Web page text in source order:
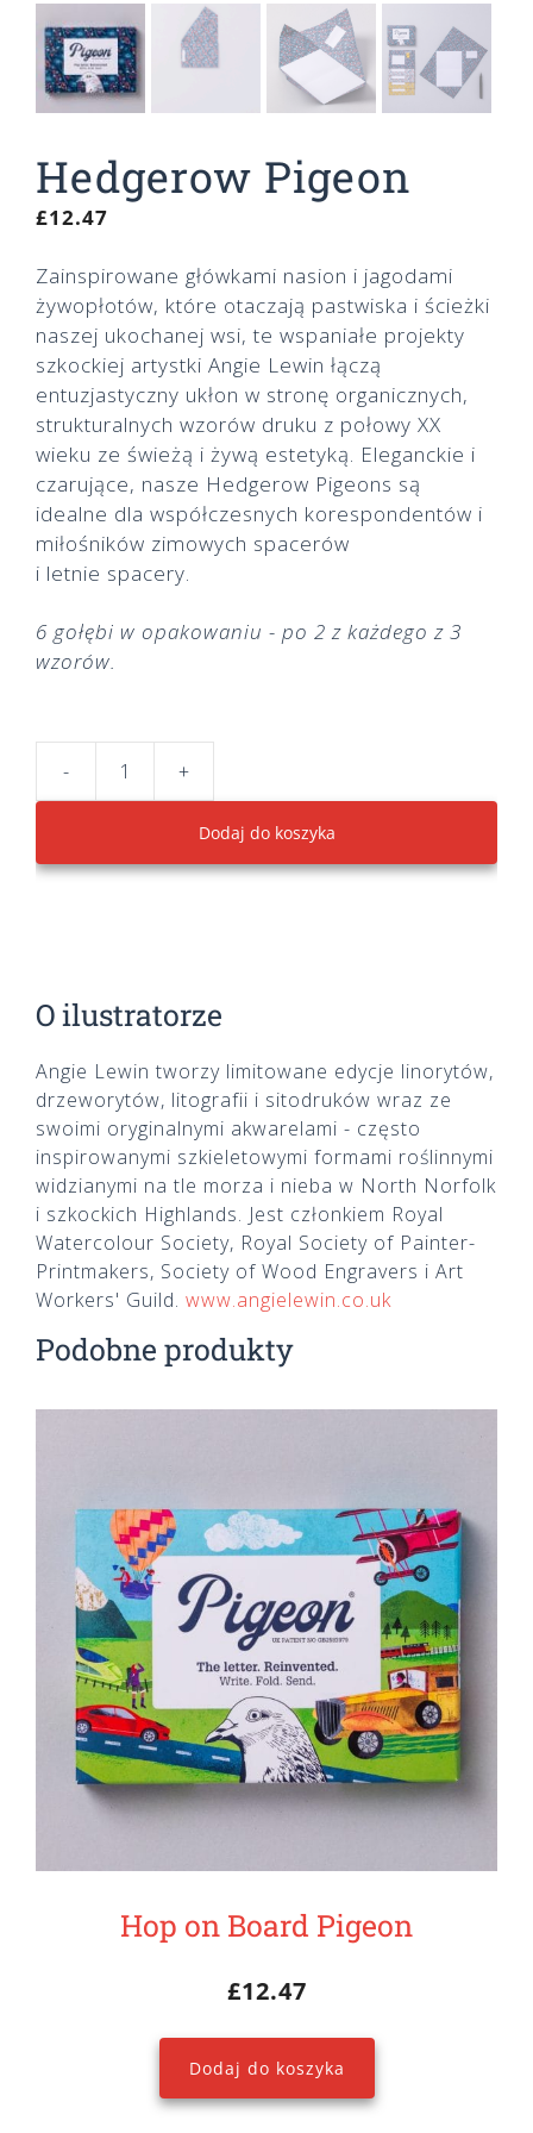
Hedgerow Pigeon
£12.47
Zainspirowane główkami nasion i jagodami
żywopłotów, które otaczają pastwiska i ścieżki
naszej ukochanej wsi, te wspaniałe projekty
szkockiej artystki Angie Lewin łączą
entuzjastyczny ukłon w stronę organicznych,
strukturalnych wzorów druku z połowy XX
wieku ze świeżą i żywą estetyką. Eleganckie i
czarujące, nasze Hedgerow Pigeons są
idealne dla współczesnych korespondentów i
miłośników zimowych spacerów
i letnie spacery.
6 gołębi w opakowaniu - po 2 z każdego z 3
wzorów.
-
Pigeon
+
Dodaj do koszyka
O ilustratorze
Angie Lewin tworzy limitowane edycje linorytów,
drzeworytów, litografii i sitodruków wraz ze
swoimi oryginalnymi akwarelami - często
inspirowanymi szkieletowymi formami roślinnymi
widzianymi na tle morza i nieba w North Norfolk
i szkockich Highlands. Jest członkiem Royal
Watercolour Society, Royal Society of Painter-
Printmakers, Society of Wood Engravers i Art
Workers' Guild. www.angielewin.co.uk
Podobne produkty
Hop on Board Pigeon
£12.47
Dodaj do koszyka